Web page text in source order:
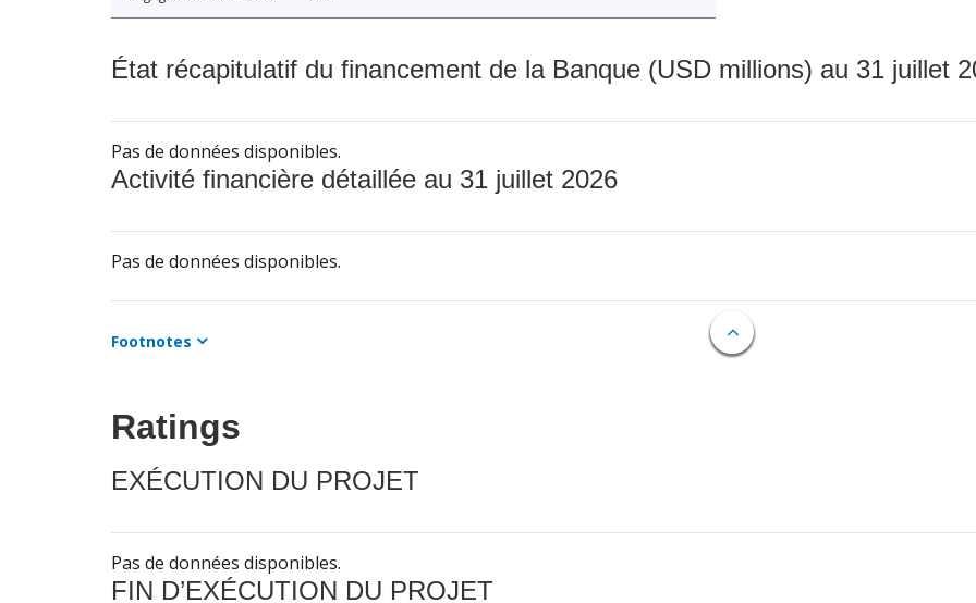
État récapitulatif du financement de la Banque (USD millions) au 31 juillet
Pas de données disponibles.
Activité financière détaillée au 31 juillet 2026
Pas de données disponibles.
Footnotes
Ratings
EXÉCUTION DU PROJET
Pas de données disponibles.
FIN D’EXÉCUTION DU PROJET